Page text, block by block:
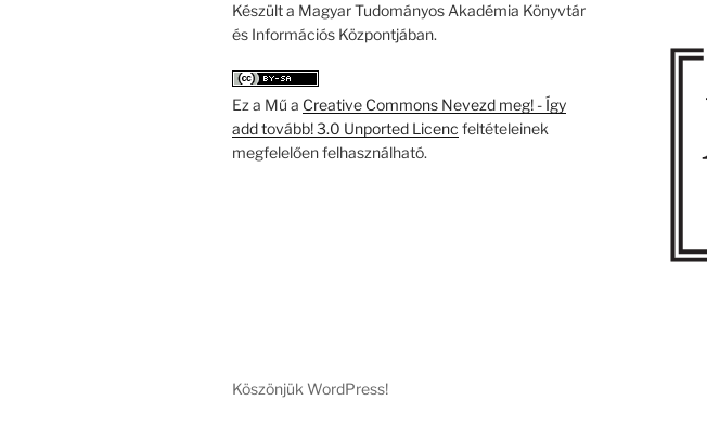
Készült a Magyar Tudományos Akadémia Könyvtár
és Információs Központjában.
Ez a Mű a Creative Commons Nevezd meg! - Így
add tovább! 3.0 Unported Licenc feltételeinek
megfelelően felhasználható.
Köszönjük WordPress!